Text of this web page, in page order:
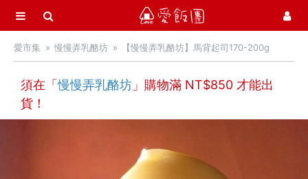
選單
首頁
愛市集商品館 21
愛市集 慢慢弄乳酪坊 【慢慢弄乳酪坊】馬背起司170-200g
須在「慢慢弄乳酪坊 」購物滿 NT$850 才能出
貨！